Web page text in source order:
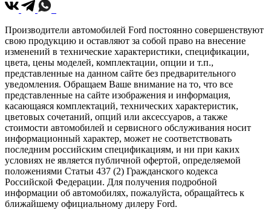
Производители автомобилей Ford постоянно совершенствуют
свою продукцию и оставляют за собой право на внесение
изменений в технические характеристики, спецификации,
цвета, цены моделей, комплектации, опции и т.п.,
представленные на данном сайте без предварительного
уведомления. Обращаем Ваше внимание на то, что все
представленные на сайте изображения и информация,
касающаяся комплектаций, технических характеристик,
цветовых сочетаний, опций или аксессуаров, а также
стоимости автомобилей и сервисного обслуживания носит
информационный характер, может не соответствовать
последним российским спецификациям, и ни при каких
условиях не является публичной офертой, определяемой
положениями Статьи 437 (2) Гражданского кодекса
Российской Федерации. Для получения подробной
информации об автомобилях, пожалуйста, обращайтесь к
ближайшему официальному дилеру Ford.